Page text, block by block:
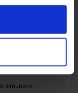
Šimunović